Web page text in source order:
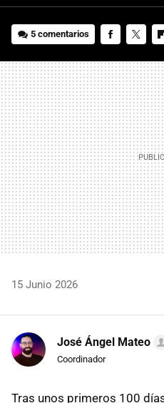
5 comentarios
15 Junio 2026
José Ángel Mateo
Coordinador
Tras unos primeros 100